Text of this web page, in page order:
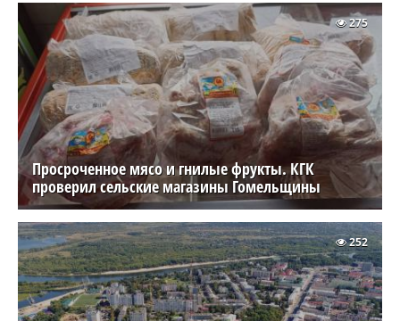
Просроченное мясо и гнилые фрукты. КГК
проверил сельские магазины Гомельщины
275
252